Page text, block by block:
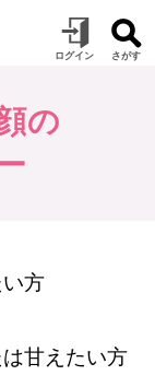
の
方
甘えたい方